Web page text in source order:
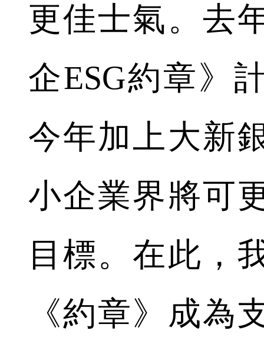
更佳士氣。去
企ESG約章》
今年加上大新
小企業界將可
目標。在此，
《約章》成為